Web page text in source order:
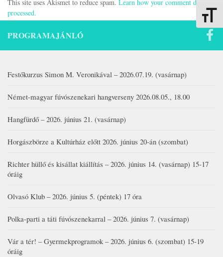
This site uses Akismet to reduce spam. Learn how your comment data is
processed.
PROGRAMAJÁNLÓ
Festőkurzus Simon M. Veronikával – 2026.07.19. (vasárnap)
Német-magyar fúvószenekari hangverseny 2026.08.05., 18.00
Hangfürdő – 2026. június 21. (vasárnap)
Horgászbörze a Kultúrház előtt 2026. június 20-án (szombat)
Richter hüllő és kisállat kiállítás – 2026. június 14. (vasárnap) 15-17
óráig
Olvasó Klub – 2026. június 5. (péntek) 17 óra
Polka-parti a táti fúvószenekarral – 2026. június 7. (vasárnap)
Vár a tér! – Gyermekprogramok – 2026. június 6. (szombat) 15-19
óráig